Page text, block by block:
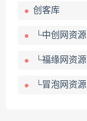
创客库
└中创网资源
└福缘网资源
└冒泡网资源